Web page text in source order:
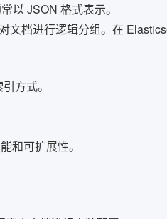
以 JSON 格式表示。
文档进行逻辑分组。在
方式。
和可扩展性。